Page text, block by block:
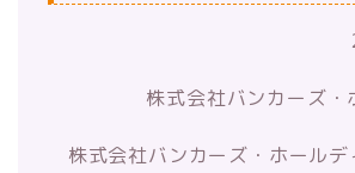
株式会社バンカーズ・
株式会社バンカーズ・ホールデ